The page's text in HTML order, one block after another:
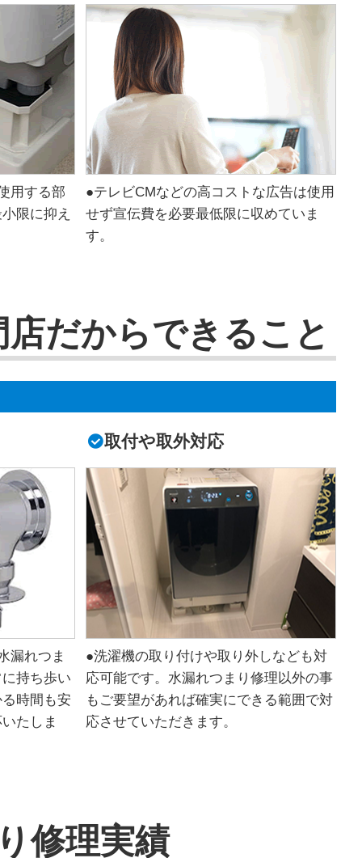
用する部
限に抑え
●テレビCMなどの高コストな広告は使用
せず宣伝費を必要最低限に収めていま
す。
だからできること
漏れつま
持ち歩い
時間も安
たしま
取付や取外対応
●洗濯機の取り付けや取り外しなども対
応可能です。水漏れつまり修理以外の事
もご要望があれば確実にできる範囲で対
応させていただきます。
修理実績